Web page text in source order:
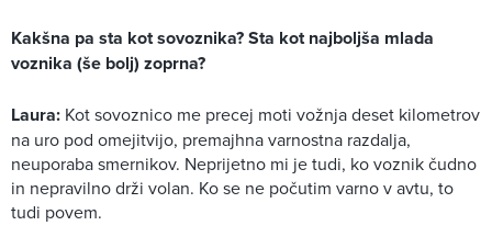
Kakšna pa sta kot sovoznika? Sta kot najboljša mlada
voznika (še bolj) zoprna?
Laura: Kot sovoznico me precej moti vožnja deset kilometrov
na uro pod omejitvijo, premajhna varnostna razdalja,
neuporaba smernikov. Neprijetno mi je tudi, ko voznik čudno
in nepravilno drži volan. Ko se ne počutim varno v avtu, to
tudi povem.